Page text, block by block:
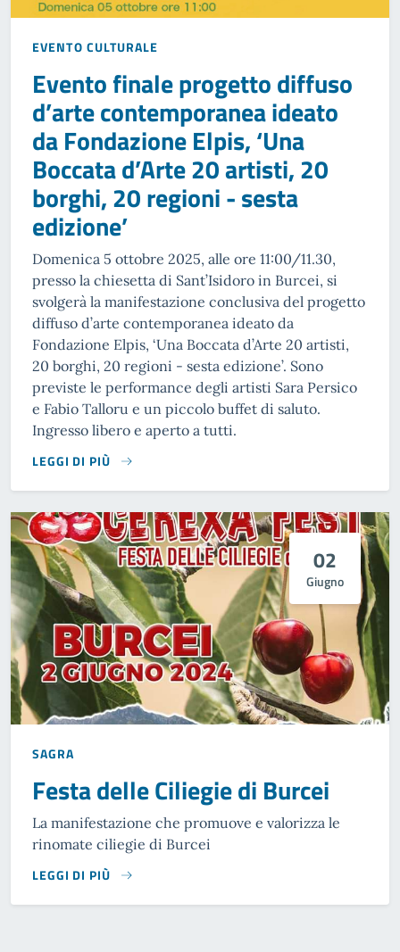
EVENTO CULTURALE
Evento finale progetto diffuso
d’arte contemporanea ideato
da Fondazione Elpis, ‘Una
Boccata d’Arte 20 artisti, 20
borghi, 20 regioni - sesta
edizione’
Domenica 5 ottobre 2025, alle ore 11:00/11.30,
presso la chiesetta di Sant’Isidoro in Burcei, si
svolgerà la manifestazione conclusiva del progetto
diffuso d’arte contemporanea ideato da
Fondazione Elpis, ‘Una Boccata d’Arte 20 artisti,
20 borghi, 20 regioni - sesta edizione’. Sono
previste le performance degli artisti Sara Persico
e Fabio Talloru e un piccolo buffet di saluto.
Ingresso libero e aperto a tutti.
LEGGI DI PIÙ
02
Giugno
SAGRA
Festa delle Ciliegie di Burcei
La manifestazione che promuove e valorizza le
rinomate ciliegie di Burcei
LEGGI DI PIÙ